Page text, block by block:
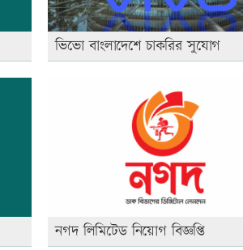
ভিভো বাংলাদেশে চাকরির সুযোগ
নগদ লিমিটেড নিয়োগ বিজ্ঞপ্তি